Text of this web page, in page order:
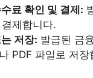
료 확인 및 결제:
제합니다.
저장: 발급된 금
PDF 파일로 저장